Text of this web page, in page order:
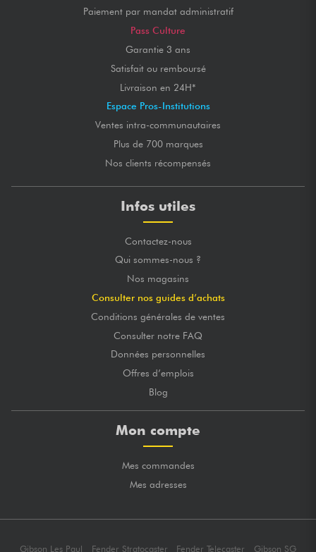
Paiement par mandat administratif
Pass Culture
Garantie 3 ans
Satisfait ou remboursé
Livraison en 24H*
Espace Pros-Institutions
Ventes intra-communautaires
Plus de 700 marques
Nos clients récompensés
Infos utiles
Contactez-nous
Qui sommes-nous ?
Nos magasins
Consulter nos guides d’achats
Conditions générales de ventes
Consulter notre FAQ
Données personnelles
Offres d’emplois
Blog
Mon compte
Mes commandes
Mes adresses
Gibson Les Paul Fender Stratocaster Fender Telecaster Gibson SG